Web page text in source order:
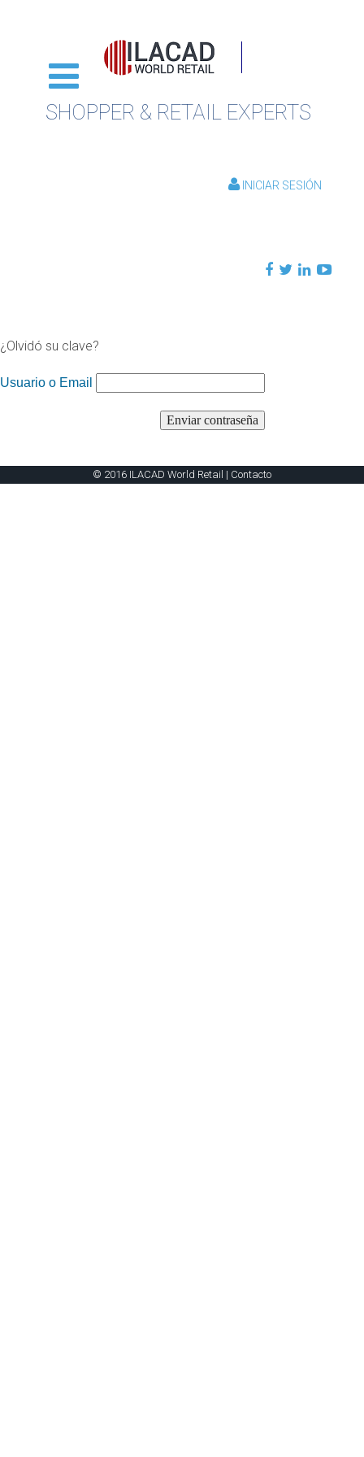
SHOPPER & RETAIL EXPERTS
INICIAR SESIÓN
¿Olvidó su clave?
Usuario o Email
© 2016 ILACAD World Retail | Contacto